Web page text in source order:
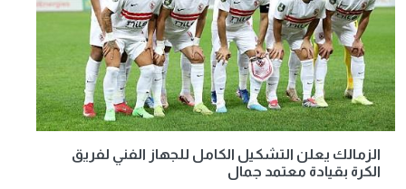
الزمالك يعلن التشكيل الكامل للجهاز الفني لفريق
الكرة بقيادة معتمد جمال